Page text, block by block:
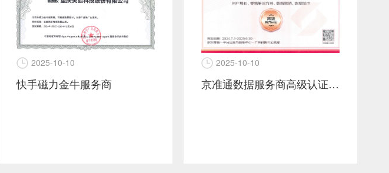
2025-10-10
快手磁力金牛服务商
2025-10-10
京准通数据服务商高级认证证书